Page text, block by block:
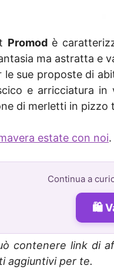
Promodè
ma astratta e
sue proposte di
e arricciatura
di merletti in pizzo
estate con noi.
Continua a
contenere link di
aggiuntivi per te.